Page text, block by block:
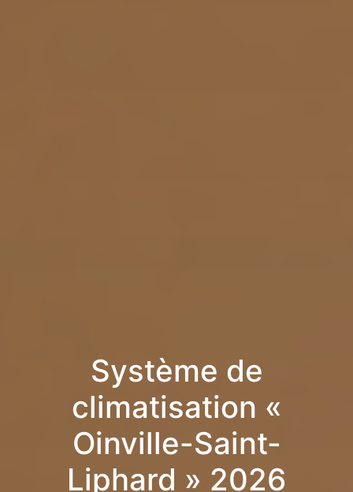
Système de
climatisation «
Oinville-Saint-
Liphard » 2026